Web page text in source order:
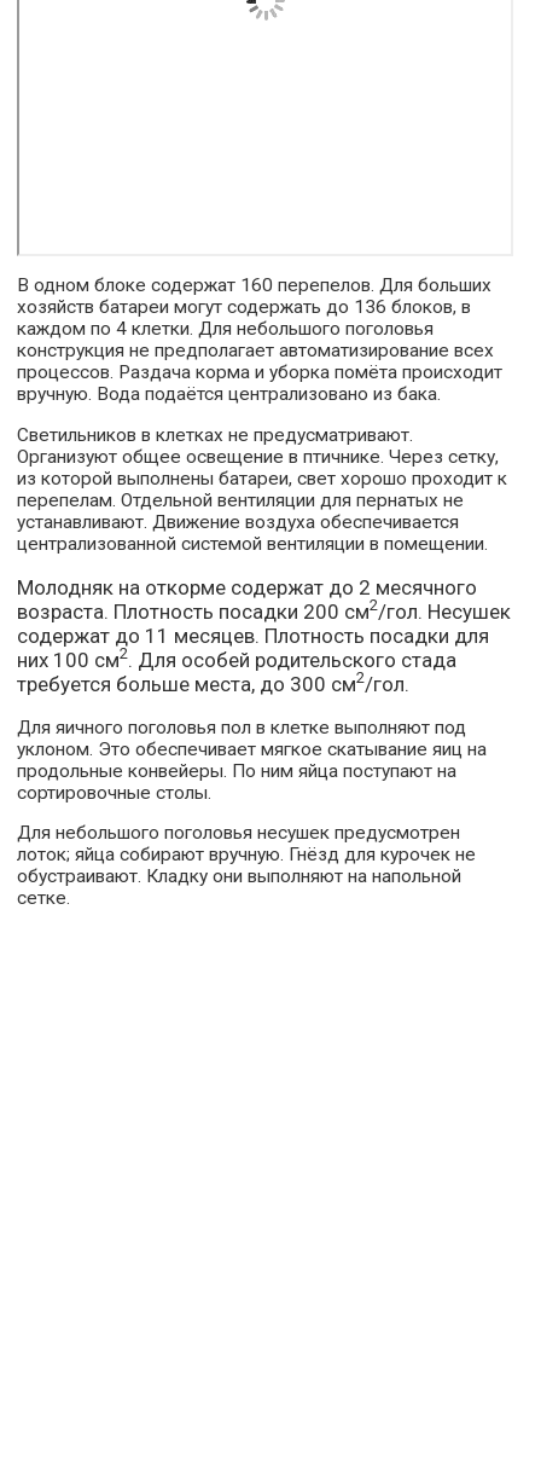
В одном блоке содержат 160 перепелов. Для больших
хозяйств батареи могут содержать до 136 блоков, в
каждом по 4 клетки. Для небольшого поголовья
конструкция не предполагает автоматизирование всех
процессов. Раздача корма и уборка помёта происходит
вручную. Вода подаётся централизовано из бака.
Светильников в клетках не предусматривают.
Организуют общее освещение в птичнике. Через сетку,
из которой выполнены батареи, свет хорошо проходит к
перепелам. Отдельной вентиляции для пернатых не
устанавливают. Движение воздуха обеспечивается
централизованной системой вентиляции в помещении.
Молодняк на откорме содержат до 2 месячного
возраста. Плотность посадки 200 см2/гол. Несушек
содержат до 11 месяцев. Плотность посадки для
них 100 см2. Для особей родительского стада
требуется больше места, до 300 см2/гол.
Для яичного поголовья пол в клетке выполняют под
уклоном. Это обеспечивает мягкое скатывание яиц на
продольные конвейеры. По ним яйца поступают на
сортировочные столы.
Для небольшого поголовья несушек предусмотрен
лоток; яйца собирают вручную. Гнёзд для курочек не
обустраивают. Кладку они выполняют на напольной
сетке.